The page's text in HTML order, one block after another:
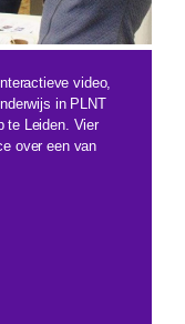
video,
in PLNT
te Leiden. Vier
over een van